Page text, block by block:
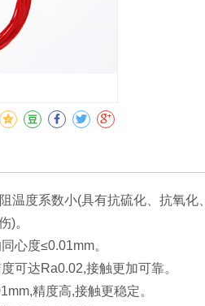
温度系数小(具有抗硫化、抗氧
)。
心度≤0.01mm。
可达Ra0.02,接触更加可靠。
精度高,接触更稳定。